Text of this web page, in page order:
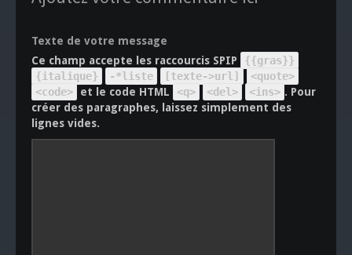
Texte de votre message
Ce champ accepte les raccourcis SPIP
{{gras}}
{italique}
-*liste [texte->url]
<quote>
<code>
et le code HTML <q> <del> <ins> . Pour
créer des paragraphes, laissez simplement des
lignes vides.